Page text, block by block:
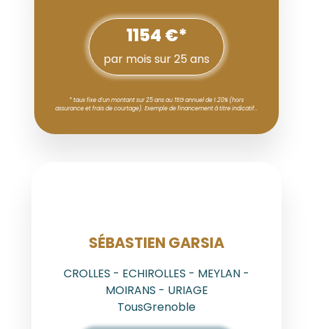
1154 €*
par mois sur 25 ans
* taux fixe d’un montant sur 25 ans au TEG annuel de 1.20% (hors
assurance et frais de courtage). Exemple de financement à titre indicatif…
AGENT
SÉBASTIEN GARSIA
CROLLES - ECHIROLLES - MEYLAN -
MOIRANS - URIAGE
TousGrenoble